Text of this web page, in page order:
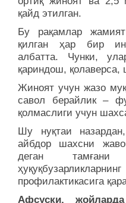
қайд этилган.
Бу рақамлар
қилган ҳар бир
албатта. Чунки,
қариндош,
Жиноят учун жазо
савол берайлик –
қолмаслиги учун
Шу нуқтаи
айбдор шахсни
деган
профилактикасига
Афсуски,